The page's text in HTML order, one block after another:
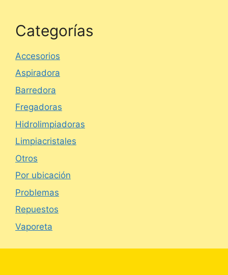
Categorías
Accesorios
Aspiradora
Barredora
Fregadoras
Hidrolimpiadoras
Limpiacristales
Otros
Por ubicación
Problemas
Repuestos
Vaporeta